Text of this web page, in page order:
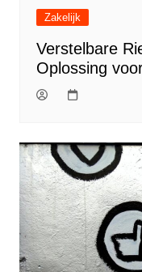
Zakelijk
Verstelbare
Oplossing